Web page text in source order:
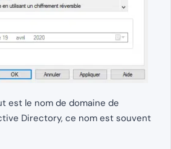
est le nom de domaine de
Directory, ce nom est souvent